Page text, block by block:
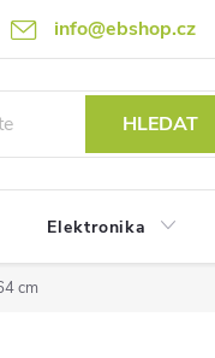
info@ebshop.cz
HLEDAT
Elektronika
cm